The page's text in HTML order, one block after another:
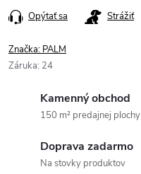
Opýtať sa Strážiť
Značka: PALM
Záruka: 24
Kamenný obchod
150 m² predajnej plochy
Doprava zadarmo
Na stovky produktov